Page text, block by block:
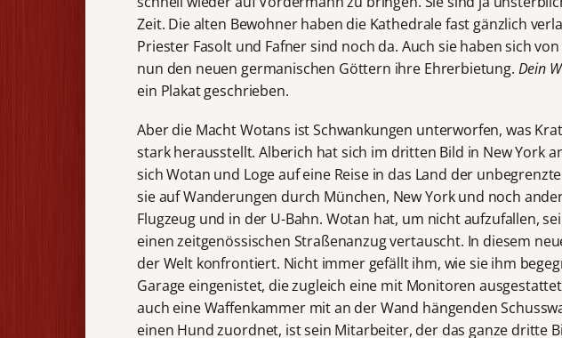
Zeit. Die alten Bewohner haben die Kathedrale fast gänzlich
Priester Fasolt und Fafner sind noch da. Auch sie haben sich
nun den neuen germanischen Göttern ihre Ehrerbietung. Dein
ein Plakat geschrieben.
Aber die Macht Wotans ist Schwankungen unterworfen, was
stark herausstellt. Alberich hat sich im dritten Bild in New York
sich Wotan und Loge auf eine Reise in das Land der
sie auf Wanderungen durch München, New York und noch
Flugzeug und in der U-Bahn. Wotan hat, um nicht aufzufallen,
einen zeitgenössischen Straßenanzug vertauscht. In diesem
der Welt konfrontiert. Nicht immer gefällt ihm, wie sie ihm
Garage eingenistet, die zugleich eine mit Monitoren
auch eine Waffenkammer mit an der Wand hängenden
einen Hund zuordnet, ist sein Mitarbeiter, der das ganze dritte